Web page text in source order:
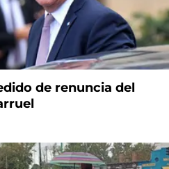
de renuncia del